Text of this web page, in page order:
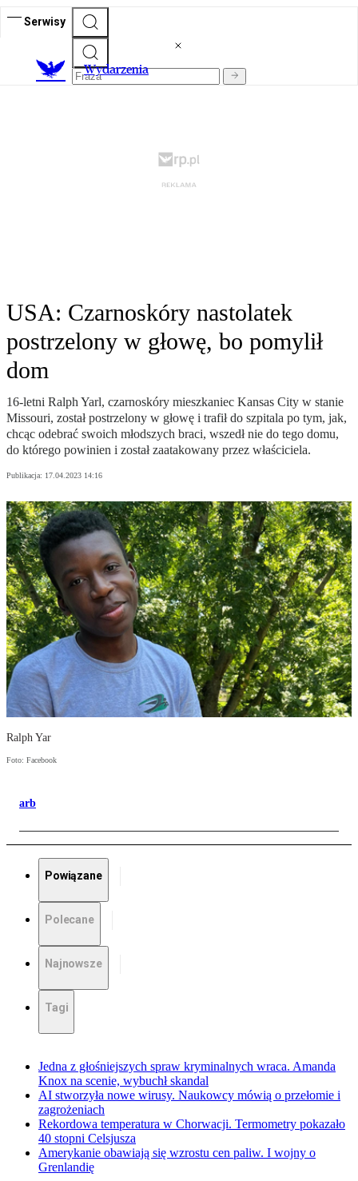
Serwisy
Wydarzenia
USA: Czarnoskóry nastolatek
postrzelony w głowę, bo pomylił
dom
16-letni Ralph Yarl, czarnoskóry mieszkaniec Kansas City w stanie
Missouri, został postrzelony w głowę i trafił do szpitala po tym, jak,
chcąc odebrać swoich młodszych braci, wszedł nie do tego domu,
do którego powinien i został zaatakowany przez właściciela.
Publikacja: 17.04.2023 14:16
Ralph Yar
Foto: Facebook
arb
Powiązane
Polecane
Najnowsze
Tagi
Jedna z głośniejszych spraw kryminalnych wraca. Amanda
Knox na scenie, wybuchł skandal
AI stworzyła nowe wirusy. Naukowcy mówią o przełomie i
zagrożeniach
Rekordowa temperatura w Chorwacji. Termometry pokazało
40 stopni Celsjusza
Amerykanie obawiają się wzrostu cen paliw. I wojny o
Grenlandię